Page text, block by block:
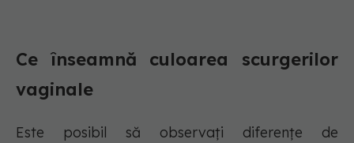
Ce înseamnă culoarea scurgerilor
vaginale
Este posibil să observați diferențe de